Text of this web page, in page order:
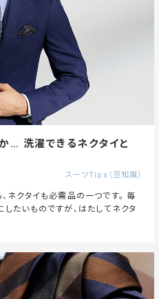
… 洗濯できるネクタイと
スーツTips（豆知識）
ネクタイも必需品の一つです。 毎
たいものですが、はたしてネクタ